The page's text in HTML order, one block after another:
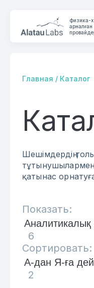
физика-
КОМПАНИЯ
БАЙЛАНЫС
Главная / Каталог
Шешімдердің
қатынас
Показать:
6
Сортировать:
2